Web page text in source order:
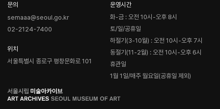
문의
semaaa@seoul.go.kr
02-2124-7400
위치
서울특별시 종로구 평창문화로 101
운영시간
화-금 : 오전 10시-오후 8시
토/일/공휴일
하절기(3-10월) : 오전 10시-오후 7시
동절기(11-2월) : 오전 10시-오후 6시
휴관일
1월 1일/매주 월요일(공휴일 제외)
로
고